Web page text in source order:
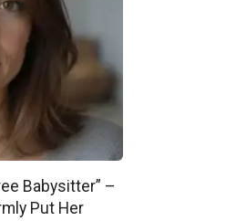
Babysitter” –
Put Her